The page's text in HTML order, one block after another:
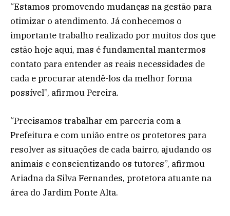
“Estamos promovendo mudanças na gestão para
otimizar o atendimento. Já conhecemos o
importante trabalho realizado por muitos dos que
estão hoje aqui, mas é fundamental mantermos
contato para entender as reais necessidades de
cada e procurar atendê-los da melhor forma
possível”, afirmou Pereira.
“Precisamos trabalhar em parceria com a
Prefeitura e com união entre os protetores para
resolver as situações de cada bairro, ajudando os
animais e conscientizando os tutores”, afirmou
Ariadna da Silva Fernandes, protetora atuante na
área do Jardim Ponte Alta.